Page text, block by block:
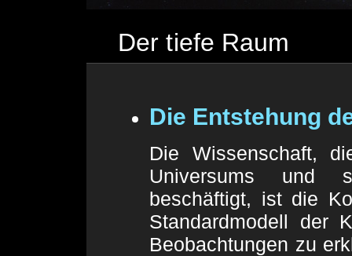
Der tiefe Raum
Die Entstehung
Die Wissenschaft,
Universums und
beschäftigt, ist die
Standardmodell der
Beobachtungen zu